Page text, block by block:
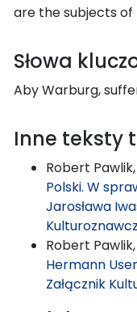
are the subjects
Słowa
Aby Warburg,
Inne teksty
Robert Pawlik,
Polski. W
Jarosława
Robert Pawlik,
Hermann
Załącznik